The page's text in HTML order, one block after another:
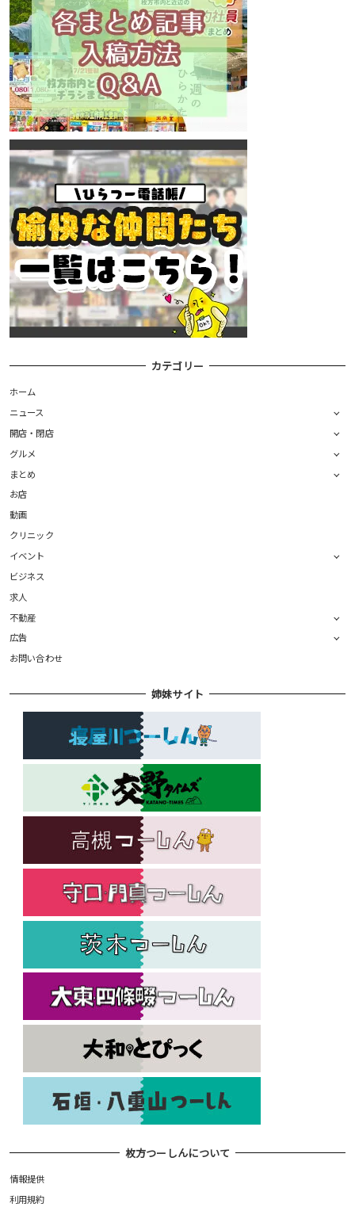
カテゴリー
ホーム
ニュース
開店・閉店
グルメ
まとめ
お店
動画
クリニック
イベント
ビジネス
求人
不動産
広告
お問い合わせ
姉妹サイト
枚方つーしんについて
情報提供
利用規約